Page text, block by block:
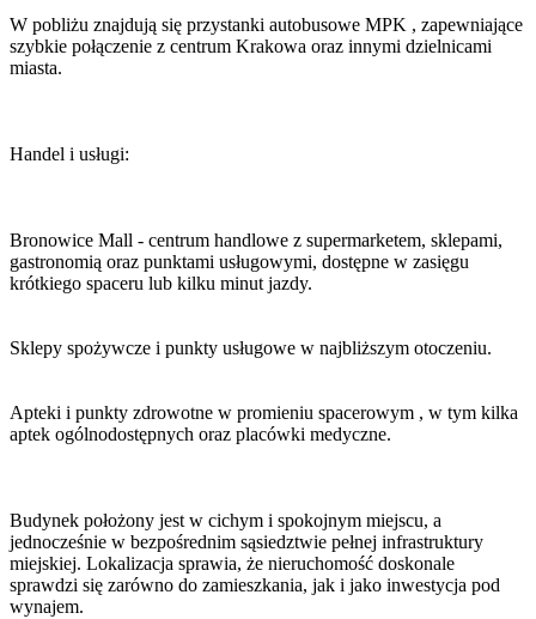
W pobliżu znajdują się przystanki autobusowe MPK , zapewniające
szybkie połączenie z centrum Krakowa oraz innymi dzielnicami
miasta.
Handel i usługi:
Bronowice Mall - centrum handlowe z supermarketem, sklepami,
gastronomią oraz punktami usługowymi, dostępne w zasięgu
krótkiego spaceru lub kilku minut jazdy.
Sklepy spożywcze i punkty usługowe w najbliższym otoczeniu.
Apteki i punkty zdrowotne w promieniu spacerowym , w tym kilka
aptek ogólnodostępnych oraz placówki medyczne.
Budynek położony jest w cichym i spokojnym miejscu, a
jednocześnie w bezpośrednim sąsiedztwie pełnej infrastruktury
miejskiej. Lokalizacja sprawia, że nieruchomość doskonale
sprawdzi się zarówno do zamieszkania, jak i jako inwestycja pod
wynajem.